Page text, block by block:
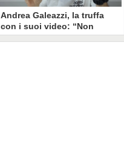
Andrea Galeazzi, la truffa
con i suoi video: “Non
sono io quello. Mi hanno